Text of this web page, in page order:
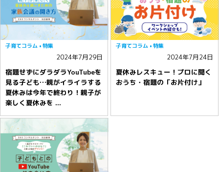
2024年7月29日
宿題せずにダラダラYouTubeを
見る子ども…親がイライラする
夏休みは今年で終わり！親子が
楽しく夏休みを ...
子育てコラム 特集
2024年7月24日
夏休みレスキュー！プロに聞く
おうち・宿題の「お片付け」
子育てコラム 特集